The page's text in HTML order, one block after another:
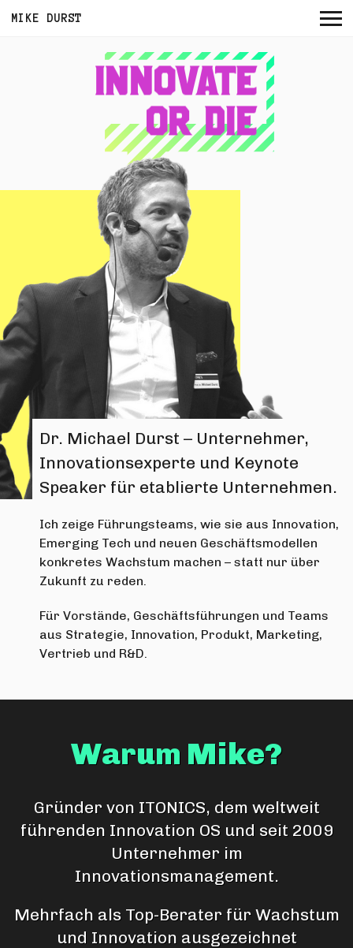
MIKE DURST
Menu
Innovate
or die
Dr. Michael Durst – Unternehmer,
Innovationsexperte und Keynote
Speaker für etablierte Unternehmen.
Ich zeige Führungsteams, wie sie aus Innovation,
Emerging Tech und neuen Geschäftsmodellen
konkretes Wachstum machen – statt nur über
Zukunft zu reden.
Für Vorstände, Geschäftsführungen und Teams
aus Strategie, Innovation, Produkt, Marketing,
Vertrieb und R&D.
Warum Mike?
Gründer von ITONICS, dem weltweit
führenden Innovation OS und seit 2009
Unternehmer im
Innovationsmanagement.
Mehrfach als Top-Berater für Wachstum
und Innovation ausgezeichnet